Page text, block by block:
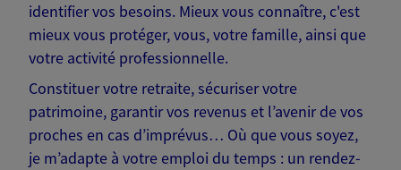
identifier vos besoins. Mieux vous connaître, c'est
mieux vous protéger, vous, votre famille, ainsi que
votre activité professionnelle.
Constituer votre retraite, sécuriser votre
patrimoine, garantir vos revenus et l’avenir de vos
proches en cas d’imprévus… Où que vous soyez,
je m’adapte à votre emploi du temps : un rendez-